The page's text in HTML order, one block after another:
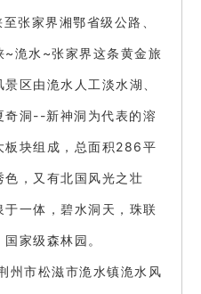
张家界湘鄂省级公路、
洈水~张家界这条黄金旅
区由洈水人工淡水湖、
奇洞--新神洞为代表的溶
板块组成，总面积286平
，又有北国风光之壮
一体，碧水洞天，珠联
家级森林园。
州市松滋市洈水镇洈水风